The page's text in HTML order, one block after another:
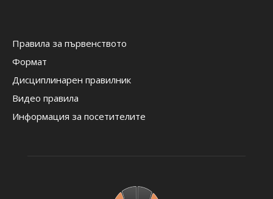
Правила за първенството
Формат
Дисциплинарен правилник
Видео правила
Информация за посетителите